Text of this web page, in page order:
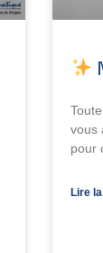
vous
pour
Lire